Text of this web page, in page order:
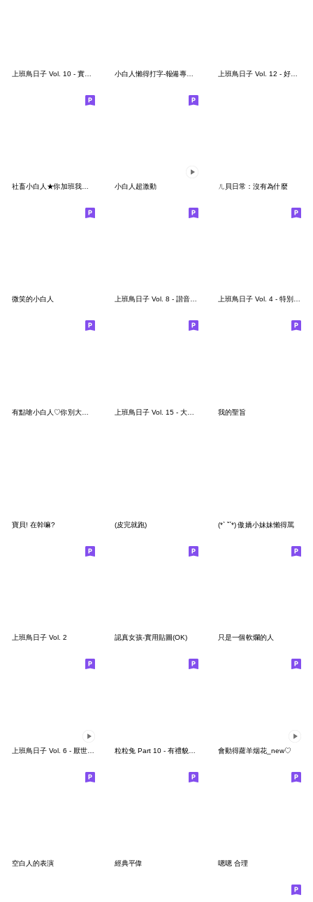
上班鳥日子 Vol. 12 - 好用回覆篇
小白人超激動 ㄦ貝日常：沒有為什麼
微笑的小白人 上班鳥日子 Vol. 8 - 諧音日常 上班鳥日子 Vol. 4 - 特別篇 (有字版)
我的聖旨
寶貝! 在幹嘛? (皮完就跑) (*ˋ ˇˊ*) 傲嬌小妹妹懶得罵
上班鳥日子 Vol. 2 認真女孩-實用貼圖(OK) 只是一個軟爛的人
會動得蘿羊烟花_new♡
空白人的表演 經典平偉 嗯嗯 合理